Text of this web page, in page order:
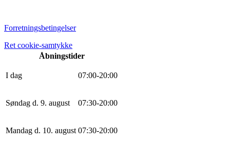
Forretningsbetingelser
Ret cookie-samtykke
Åbningstider
I dag 07:00-20:00
Søndag d. 9. august 07:30-20:00
Mandag d. 10. august 07:30-20:00